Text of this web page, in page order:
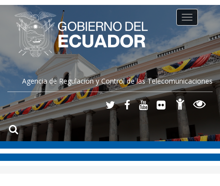
Agencia de Regulación y Control de las Telecomunicaciones
Toggle
navigation